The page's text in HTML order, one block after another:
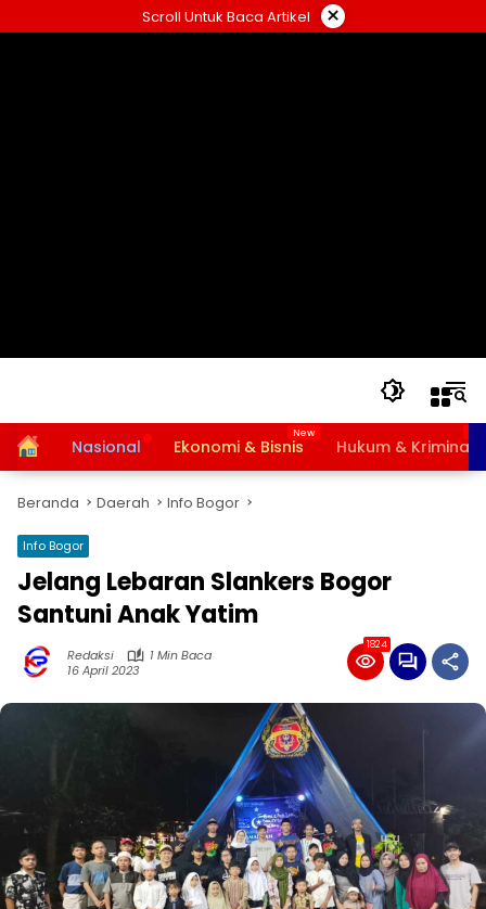
ke
Scroll Untuk Baca Artikel ×
HomeNasional Ekonomi & Bisnis Hukum & Kriminal
Beranda Daerah Info Bogor
Info Bogor
Jelang Lebaran Slankers Bogor
Santuni Anak Yatim
Redaksi
1 Min Baca
16 April 2023
1824